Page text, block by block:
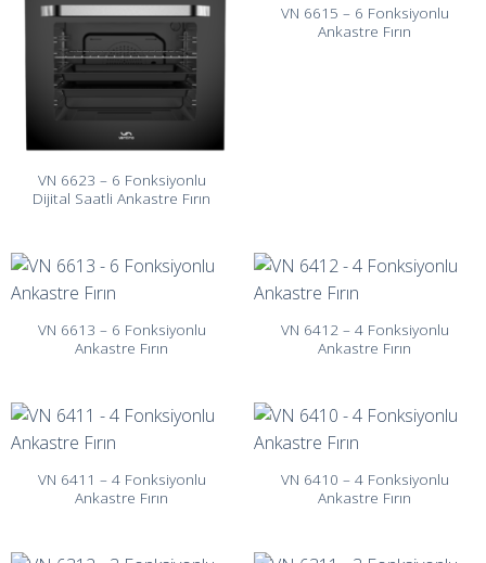
VN 6623 – 6 Fonksiyonlu
Dijital Saatli Ankastre Fırın
VN 6615 – 6 Fonksiyonlu
Ankastre Fırın
VN 6613 – 6 Fonksiyonlu
Ankastre Fırın
VN 6412 – 4 Fonksiyonlu
Ankastre Fırın
VN 6411 – 4 Fonksiyonlu
Ankastre Fırın
VN 6410 – 4 Fonksiyonlu
Ankastre Fırın